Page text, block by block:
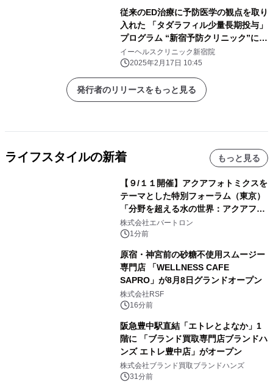
従来のED治療に予防医学の観点を取り
入れた 「タダラフィル少量長期投与」
プログラム “新宿予防クリニック”にて
提供開始
イーヘルスクリニック新宿院
2025年2月17日 10:45
発行者のリリースをもっと見る
ライフスタイルの新着 もっと見る
【９/１１開催】アクアフォトミクスを
テーマとした特別フォーラム（東京）
「分野を超える水の世界：アクアフォ
トミクスが切り拓く新しい科学の地
平」を開催
株式会社エバートロン
1分前
原宿・神宮前の砂糖不使用スムージー
専門店 「WELLNESS CAFE
SAPRO」が8月8日グランドオープン
株式会社RSF
16分前
阪急豊中駅直結「エトレとよなか」1
階に 「ブランド買取専門店ブランドハ
ンズ エトレ豊中店」がオープン
株式会社ブランド買取ブランドハンズ
31分前